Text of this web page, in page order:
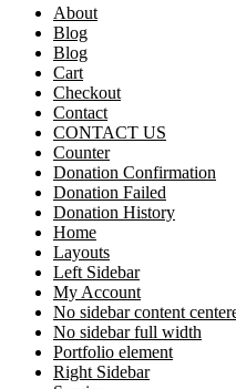
About
Blog
Blog
Cart
Checkout
Contact
CONTACT US
Counter
Donation Confirmation
Donation Failed
Donation History
Home
Layouts
Left Sidebar
My Account
No sidebar content
No sidebar full width
Portfolio element
Right Sidebar